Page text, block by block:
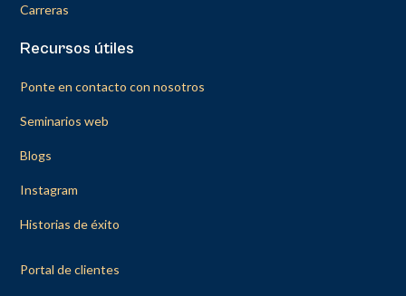
Carreras
Recursos útiles
Ponte en contacto con nosotros
Seminarios web
Blogs
Instagram
Historias de éxito
Portal de clientes